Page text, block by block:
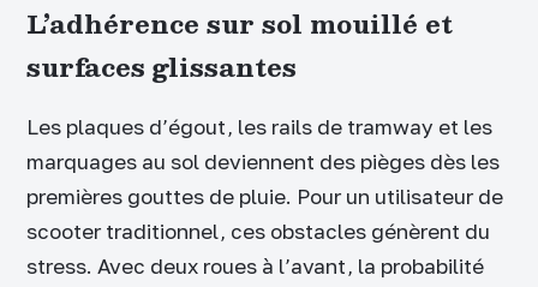
L’adhérence sur sol mouillé et
surfaces glissantes
Les plaques d’égout, les rails de tramway et les
marquages au sol deviennent des pièges dès les
premières gouttes de pluie. Pour un utilisateur de
scooter traditionnel, ces obstacles génèrent du
stress. Avec deux roues à l’avant, la probabilité